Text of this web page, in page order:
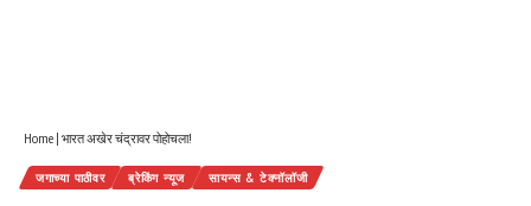
Home | भारत अखेर चंद्रावर पोहोचला!
जगाच्या पाठीवर ब्रेकिंग न्यूज सायन्स & टेक्नॉलॉजी